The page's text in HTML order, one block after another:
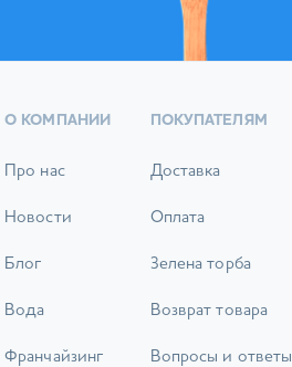
О КОМПАНИИ
Про нас
Новости
Блог
Вода
Франчайзинг
ПОКУПАТЕЛЯМ
Доставка
Оплата
Зелена торба
Возврат товара
Вопросы и ответы